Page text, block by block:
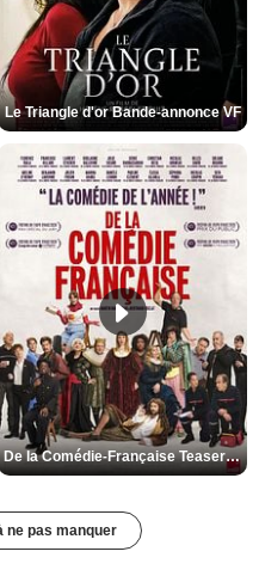
Le Triangle d'or Bande-annonce VF
De la Comédie-Française Teaser VF
ne pas manquer